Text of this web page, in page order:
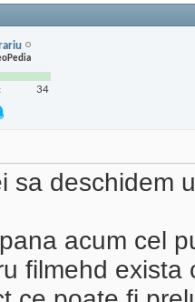
34
sa deschidem
acum cel
filmehd